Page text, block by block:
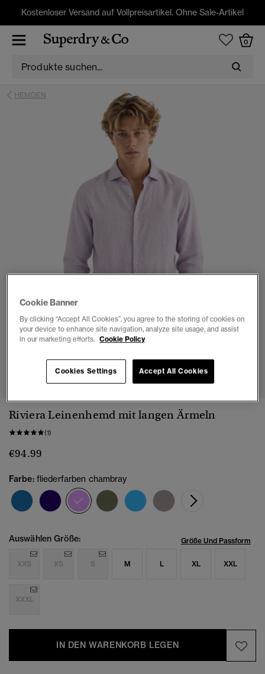
Kostenloser Versand auf Vollpreisartikel. Ohne Sale-Artikel
0
HEMDEN
1 5
Riviera Leinenhemd mit langen Ärmeln
(1)
€94.99
Farbe: fliederfarben chambray
Ausgewählt
Auswählen Größe: Größe Und Passform
XXS XS S M L XL XXL
XXXL
IN DEN WARENKORB LEGEN
Cookie Banner
By clicking “Accept All Cookies”, you agree to the storing of cookies on
your device to enhance site navigation, analyze site usage, and assist
in our marketing efforts. Cookie Policy
Accept All Cookies
Cookies Settings